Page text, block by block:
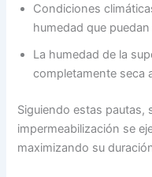
Condiciones
humedad que
La humedad de la
completamente seca
Siguiendo estas pautas,
impermeabilización se
maximizando su